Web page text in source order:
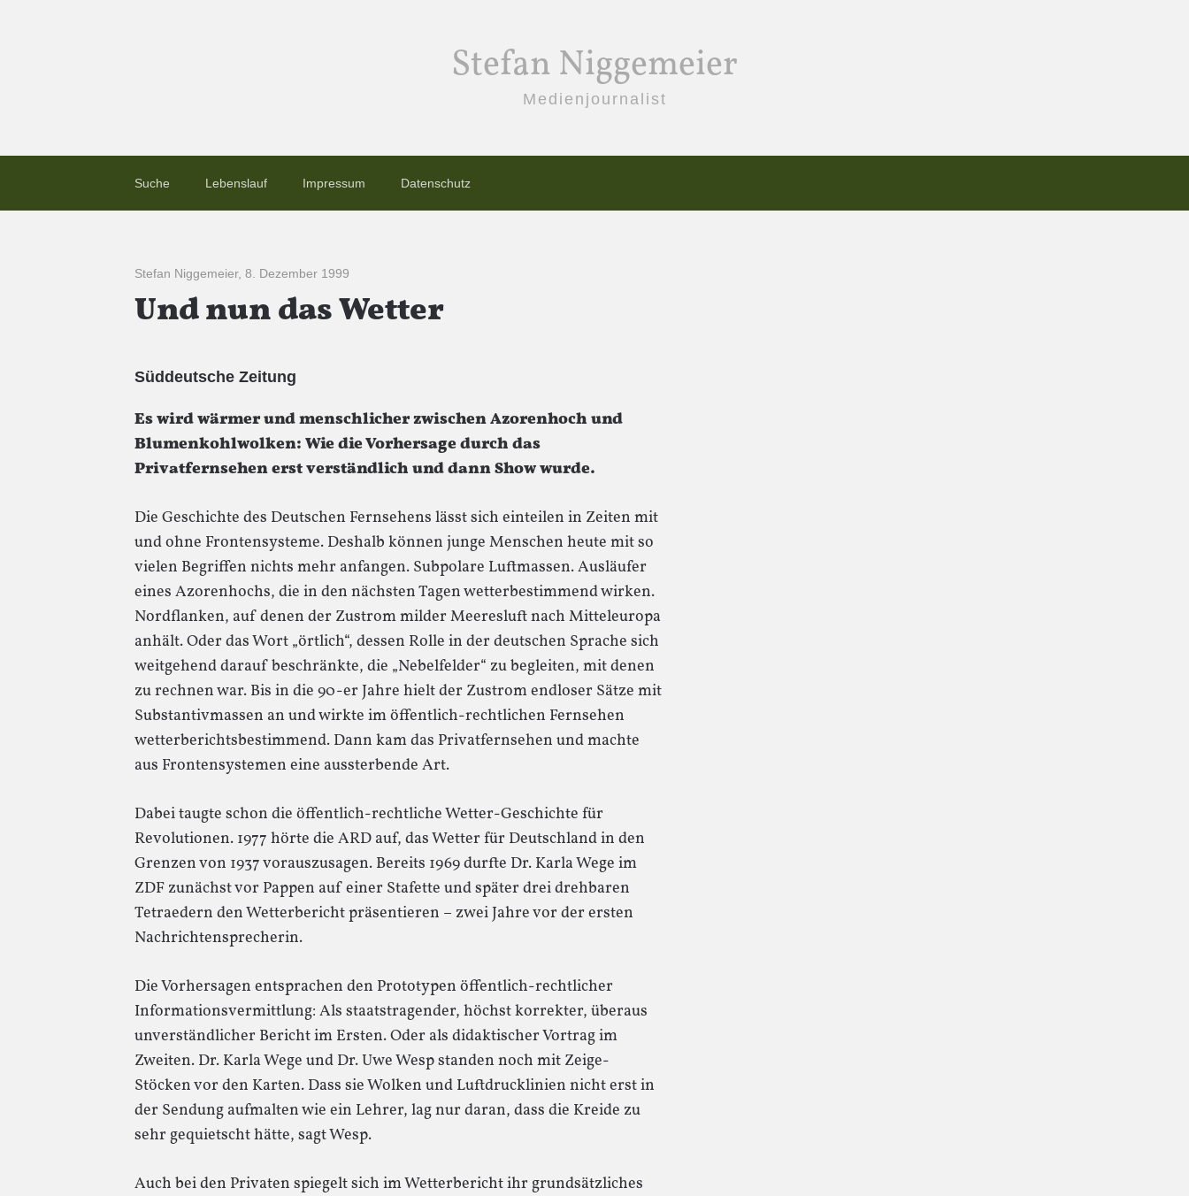
Stefan Niggemeier
Medienjournalist
Suche Lebenslauf Impressum Datenschutz
Stefan Niggemeier, 8. Dezember 1999
Und nun das Wetter
Süddeutsche Zeitung
Es wird wärmer und menschlicher zwischen Azorenhoch und
Blumenkohlwolken: Wie die Vorhersage durch das
Privatfernsehen erst verständlich und dann Show wurde.
Die Geschichte des Deutschen Fernsehens lässt sich einteilen in Zeiten mit
und ohne Frontensysteme. Deshalb können junge Menschen heute mit so
vielen Begriffen nichts mehr anfangen. Subpolare Luftmassen. Ausläufer
eines Azorenhochs, die in den nächsten Tagen wetterbestimmend wirken.
Nordflanken, auf denen der Zustrom milder Meeresluft nach Mitteleuropa
anhält. Oder das Wort „örtlich“, dessen Rolle in der deutschen Sprache sich
weitgehend darauf beschränkte, die „Nebelfelder“ zu begleiten, mit denen
zu rechnen war. Bis in die 90-er Jahre hielt der Zustrom endloser Sätze mit
Substantivmassen an und wirkte im öffentlich-rechtlichen Fernsehen
wetterberichtsbestimmend. Dann kam das Privatfernsehen und machte
aus Frontensystemen eine aussterbende Art.
Dabei taugte schon die öffentlich-rechtliche Wetter-Geschichte für
Revolutionen. 1977 hörte die ARD auf, das Wetter für Deutschland in den
Grenzen von 1937 vorauszusagen. Bereits 1969 durfte Dr. Karla Wege im
ZDF zunächst vor Pappen auf einer Stafette und später drei drehbaren
Tetraedern den Wetterbericht präsentieren – zwei Jahre vor der ersten
Nachrichtensprecherin.
Die Vorhersagen entsprachen den Prototypen öffentlich-rechtlicher
Informationsvermittlung: Als staatstragender, höchst korrekter, überaus
unverständlicher Bericht im Ersten. Oder als didaktischer Vortrag im
Zweiten. Dr. Karla Wege und Dr. Uwe Wesp standen noch mit Zeige-
Stöcken vor den Karten. Dass sie Wolken und Luftdrucklinien nicht erst in
der Sendung aufmalten wie ein Lehrer, lag nur daran, dass die Kreide zu
sehr gequietscht hätte, sagt Wesp.
Auch bei den Privaten spiegelt sich im Wetterbericht ihr grundsätzliches